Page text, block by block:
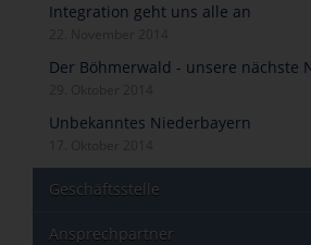
Integration geht uns alle an
Der Böhmerwald - unsere nächste
Unbekanntes Niederbayern
Geschäftsstelle
Ansprechpartner